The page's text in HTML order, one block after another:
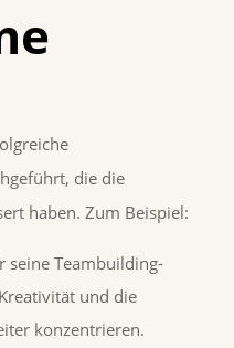
die die
haben. Zum Beispiel:
seine Teambuilding-
und die
konzentrieren.